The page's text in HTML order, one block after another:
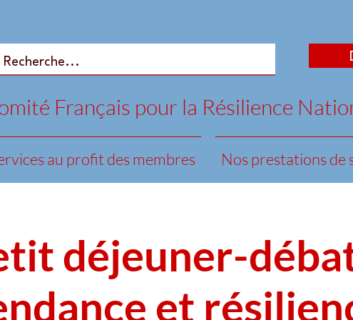
Français pour la Résilience
au profit des membres Nos prestations de
déjeuner-
et